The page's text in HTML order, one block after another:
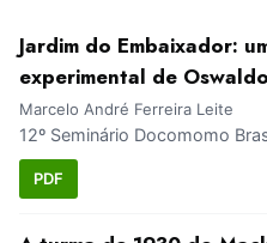
Jardim do Embaixador:
experimental de
Marcelo André Ferreira Leite
12º Seminário Docomomo
PDF